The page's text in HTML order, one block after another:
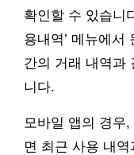
확인할 수 있습니
용내역’ 메뉴에서
간의 거래 내역과
니다.
모바일 앱의 경우,
면 최근 사용 내